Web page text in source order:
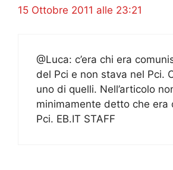
15 Ottobre 2011 alle 23:21
@Luca: c’era chi era
del Pci e non stava nel Pci.
uno di quelli. Nell’articolo
minimamente detto che era
Pci. EB.IT STAFF